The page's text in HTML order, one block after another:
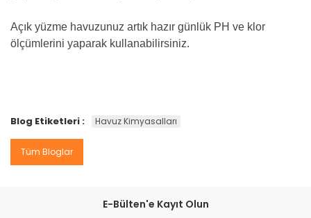
Açık yüzme havuzunuz artık hazır günlük PH ve klor
ölçümlerini yaparak kullanabilirsiniz.
Blog Etiketleri : Havuz Kimyasalları
Tüm Bloglar
E-Bülten'e Kayıt Olun